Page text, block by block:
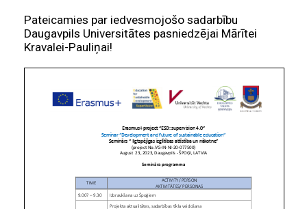
Pateicamies par iedvesmojošo sadarbību
Daugavpils Universitātes pasniedzējai Mārītei
Kravalei-Pauliņai!